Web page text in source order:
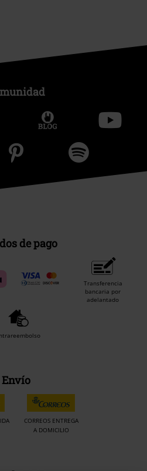
de pago
Transferencia
bancaria por
adelantado
Envío
CORREOS ENTREGA
A DOMICILIO